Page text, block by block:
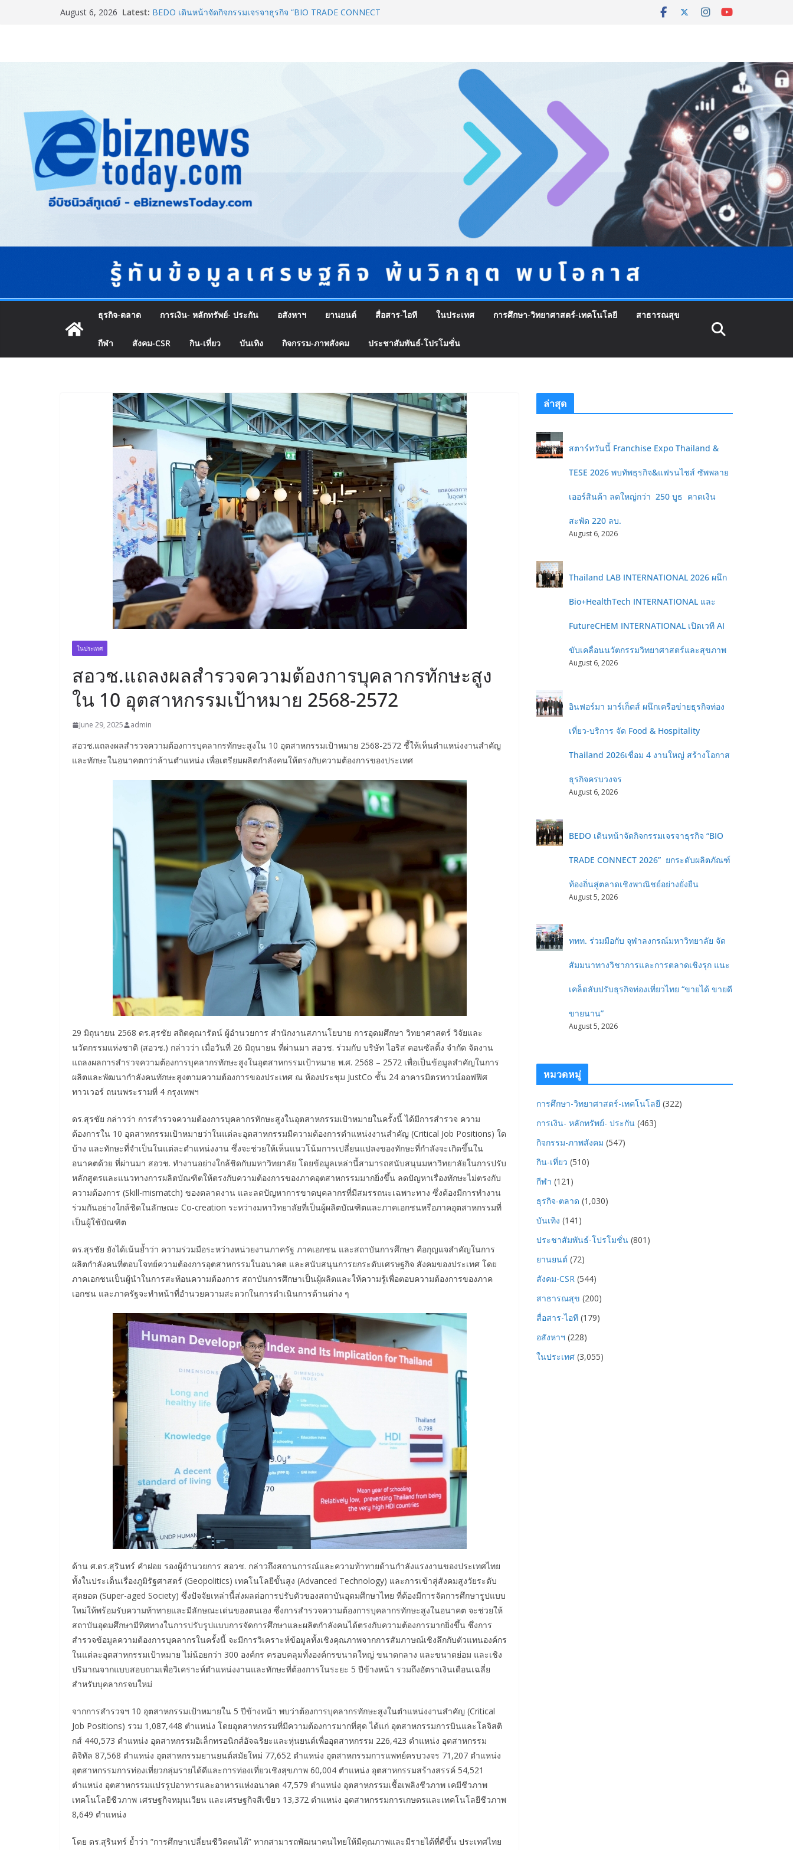
August 6, 2026 Latest: อินฟอร์มา มาร์เก็ตส์ ผนึกเครือข่ายธุรกิจท่องเที่ยว-บริการ จัด Food
สตาร์ทวันนี้ Franchise Expo Thailand & TESE 2026 พบทัพ
เงินสะพัด 220 ลบ.
Thailand LAB INTERNATIONAL 2026 ผนึก Bio+HealthTech
INTERNATIONAL และ FutureCHEM INTERNATIONAL เปิดเวที
AI ขับเคลื่อนนวัตกรรมวิทยาศาสตร์และสุขภาพ
ธุรกิจ-ตลาด การเงิน- หลักทรัพย์- ประกัน อสังหาฯ ยานยนต์ สื่อสาร-ไอที ในประเทศ การศึกษา-วิทยาศาสตร์-เทคโนโลยี สาธารณสุข
กีฬา สังคม-CSR กิน-เที่ยว บันเทิง กิจกรรม-ภาพสังคม ประชาสัมพันธ์-โปรโมชั่น
ในประเทศ
สอวช.แถลงผลสำรวจความต้องการบุคลากรทักษะสูง
ใน 10 อุตสาหกรรมเป้าหมาย 2568-2572
June 29, 2025 admin
สอวช.แถลงผลสำรวจความต้องการบุคลากรทักษะสูงใน 10 อุตสาหกรรมเป้าหมาย 2568-2572 ชี้ให้เห็นตำแหน่งงานสำคัญ
และทักษะในอนาคตกว่าล้านตำแหน่ง เพื่อเตรียมผลิตกำลังคนให้ตรงกับความต้องการของประเทศ
29 มิถุนายน 2568 ดร.สุรชัย สถิตคุณารัตน์ ผู้อำนวยการ สำนักงานสภานโยบาย การอุดมศึกษา วิทยาศาสตร์ วิจัยและ
นวัตกรรมแห่งชาติ (สอวช.) กล่าวว่า เมื่อวันที่ 26 มิถุนายน ที่ผ่านมา สอวช. ร่วมกับ บริษัท ไอริส คอนซัลติ้ง จำกัด จัดงาน
แถลงผลการสำรวจความต้องการบุคลากรทักษะสูงในอุตสาหกรรมเป้าหมาย พ.ศ. 2568 – 2572 เพื่อเป็นข้อมูลสำคัญในการ
ผลิตและพัฒนากำลังคนทักษะสูงตามความต้องการของประเทศ ณ ห้องประชุม JustCo ชั้น 24 อาคารมิตรทาวน์ออฟฟิศ
ทาวเวอร์ ถนนพระรามที่ 4 กรุงเทพฯ
ดร.สุรชัย กล่าวว่า การสำรวจความต้องการบุคลากรทักษะสูงในอุตสาหกรรมเป้าหมายในครั้งนี้ ได้มีการสำรวจ ความ
ต้องการใน 10 อุตสาหกรรมเป้าหมายว่าในแต่ละอุตสาหกรรมมีความต้องการตำแหน่งงานสำคัญ (Critical Job Positions) ใด
บ้าง และทักษะที่จำเป็นในแต่ละตำแหน่งงาน ซึ่งจะช่วยให้เห็นแนวโน้มการเปลี่ยนแปลงของทักษะที่กำลังจะเกิดขึ้นใน
อนาคตด้วย ที่ผ่านมา สอวช. ทำงานอย่างใกล้ชิดกับมหาวิทยาลัย โดยข้อมูลเหล่านี้สามารถสนับสนุนมหาวิทยาลัยในการปรับ
หลักสูตรและแนวทางการผลิตบัณฑิตให้ตรงกับความต้องการของภาคอุตสาหกรรมมากยิ่งขึ้น ลดปัญหาเรื่องทักษะไม่ตรงกับ
ความต้องการ (Skill-mismatch) ของตลาดงาน และลดปัญหาการขาดบุคลากรที่มีสมรรถนะเฉพาะทาง ซึ่งต้องมีการทำงาน
ร่วมกันอย่างใกล้ชิดในลักษณะ Co-creation ระหว่างมหาวิทยาลัยที่เป็นผู้ผลิตบัณฑิตและภาคเอกชนหรือภาคอุตสาหกรรมที่
เป็นผู้ใช้บัณฑิต
ดร.สุรชัย ยังได้เน้นย้ำว่า ความร่วมมือระหว่างหน่วยงานภาครัฐ ภาคเอกชน และสถาบันการศึกษา คือกุญแจสำคัญในการ
ผลิตกำลังคนที่ตอบโจทย์ความต้องการอุตสาหกรรมในอนาคต และสนับสนุนการยกระดับเศรษฐกิจ สังคมของประเทศ โดย
ภาคเอกชนเป็นผู้นำในการสะท้อนความต้องการ สถาบันการศึกษาเป็นผู้ผลิตและให้ความรู้เพื่อตอบความต้องการของภาค
เอกชน และภาครัฐจะทำหน้าที่อำนวยความสะดวกในการดำเนินการด้านต่าง ๆ
ด้าน ศ.ดร.สุรินทร์ คำฝอย รองผู้อำนวยการ สอวช. กล่าวถึงสถานการณ์และความท้าทายด้านกำลังแรงงานของประเทศไทย
ทั้งในประเด็นเรื่องภูมิรัฐศาสตร์ (Geopolitics) เทคโนโลยีขั้นสูง (Advanced Technology) และการเข้าสู่สังคมสูงวัยระดับ
สุดยอด (Super-aged Society) ซึ่งปัจจัยเหล่านี้ส่งผลต่อการปรับตัวของสถาบันอุดมศึกษาไทย ที่ต้องมีการจัดการศึกษารูปแบบ
ใหม่ให้พร้อมรับความท้าทายและมีลักษณะเด่นของตนเอง ซึ่งการสำรวจความต้องการบุคลากรทักษะสูงในอนาคต จะช่วยให้
สถาบันอุดมศึกษามีทิศทางในการปรับรูปแบบการจัดการศึกษาและผลิตกำลังคนได้ตรงกับความต้องการมากยิ่งขึ้น ซึ่งการ
สำรวจข้อมูลความต้องการบุคลากรในครั้งนี้ จะมีการวิเคราะห์ข้อมูลทั้งเชิงคุณภาพจากการสัมภาษณ์เชิงลึกกับตัวแทนองค์กร
ในแต่ละอุตสาหกรรมเป้าหมาย ไม่น้อยกว่า 300 องค์กร ครอบคลุมทั้งองค์กรขนาดใหญ่ ขนาดกลาง และขนาดย่อม และเชิง
ปริมาณจากแบบสอบถามเพื่อวิเคราะห์ตำแหน่งงานและทักษะที่ต้องการในระยะ 5 ปีข้างหน้า รวมถึงอัตราเงินเดือนเฉลี่ย
สำหรับบุคลากรจบใหม่
จากการสำรวจฯ 10 อุตสาหกรรมเป้าหมายใน 5 ปีข้างหน้า พบว่าต้องการบุคลากรทักษะสูงในตำแหน่งงานสำคัญ (Critical
Job Positions) รวม 1,087,448 ตำแหน่ง โดยอุตสาหกรรมที่มีความต้องการมากที่สุด ได้แก่ อุตสาหกรรมการบินและโลจิสติ
กส์ 440,573 ตำแหน่ง อุตสาหกรรมอิเล็กทรอนิกส์อัจฉริยะและหุ่นยนต์เพื่ออุตสาหกรรม 226,423 ตำแหน่ง อุตสาหกรรม
ดิจิทัล 87,568 ตำแหน่ง อุตสาหกรรมยานยนต์สมัยใหม่ 77,652 ตำแหน่ง อุตสาหกรรมการแพทย์ครบวงจร 71,207 ตำแหน่ง
อุตสาหกรรมการท่องเที่ยวกลุ่มรายได้ดีและการท่องเที่ยวเชิงสุขภาพ 60,004 ตำแหน่ง อุตสาหกรรมสร้างสรรค์ 54,521
ตำแหน่ง อุตสาหกรรมแปรรูปอาหารและอาหารแห่งอนาคต 47,579 ตำแหน่ง อุตสาหกรรมเชื้อเพลิงชีวภาพ เคมีชีวภาพ
เทคโนโลยีชีวภาพ เศรษฐกิจหมุนเวียน และเศรษฐกิจสีเขียว 13,372 ตำแหน่ง อุตสาหกรรมการเกษตรและเทคโนโลยีชีวภาพ
8,649 ตำแหน่ง
โดย ดร.สุรินทร์ ย้ำว่า “การศึกษาเปลี่ยนชีวิตคนได้” หากสามารถพัฒนาคนไทยให้มีคุณภาพและมีรายได้ที่ดีขึ้น ประเทศไทย
ล่าสุด
สตาร์ทวันนี้ Franchise Expo Thailand &
TESE 2026 พบทัพธุรกิจ&แฟรนไชส์ ซัพพลาย
เออร์สินค้า ลดใหญ่กว่า 250 บูธ คาดเงิน
สะพัด 220 ลบ.
August 6, 2026
Thailand LAB INTERNATIONAL 2026 ผนึก
Bio+HealthTech INTERNATIONAL และ
FutureCHEM INTERNATIONAL เปิดเวที AI
ขับเคลื่อนนวัตกรรมวิทยาศาสตร์และสุขภาพ
August 6, 2026
อินฟอร์มา มาร์เก็ตส์ ผนึกเครือข่ายธุรกิจท่อง
เที่ยว-บริการ จัด Food & Hospitality
Thailand 2026เชื่อม 4 งานใหญ่ สร้างโอกาส
ธุรกิจครบวงจร
August 6, 2026
BEDO เดินหน้าจัดกิจกรรมเจรจาธุรกิจ “BIO
TRADE CONNECT 2026” ยกระดับผลิตภัณฑ์
ท้องถิ่นสู่ตลาดเชิงพาณิชย์อย่างยั่งยืน
August 5, 2026
ททท. ร่วมมือกับ จุฬาลงกรณ์มหาวิทยาลัย จัด
สัมมนาทางวิชาการและการตลาดเชิงรุก แนะ
เคล็ดลับปรับธุรกิจท่องเที่ยวไทย “ขายได้ ขายดี
ขายนาน”
August 5, 2026
หมวดหมู่
การศึกษา-วิทยาศาสตร์-เทคโนโลยี (322)
การเงิน- หลักทรัพย์- ประกัน (463)
กิจกรรม-ภาพสังคม (547)
กิน-เที่ยว (510)
กีฬา (121)
ธุรกิจ-ตลาด (1,030)
บันเทิง (141)
ประชาสัมพันธ์-โปรโมชั่น (801)
ยานยนต์ (72)
สังคม-CSR (544)
สาธารณสุข (200)
สื่อสาร-ไอที (179)
อสังหาฯ (228)
ในประเทศ (3,055)